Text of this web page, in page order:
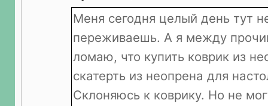
Меня сегодня целый день тут
переживаешь. А я между
ломаю, что купить коврик из
скатерть из неопрена для
Склоняюсь к коврику. Но не